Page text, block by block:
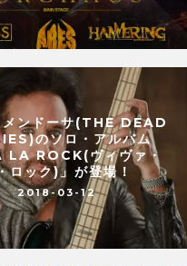
メンドーサ(THE DEAD
のソロ・アルバム
LA ROCK(ヴィヴァ・
ロック)」が登場！
2018-03-12